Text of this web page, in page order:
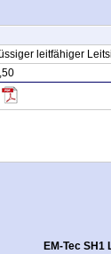
leitfähiger
EM-Tec